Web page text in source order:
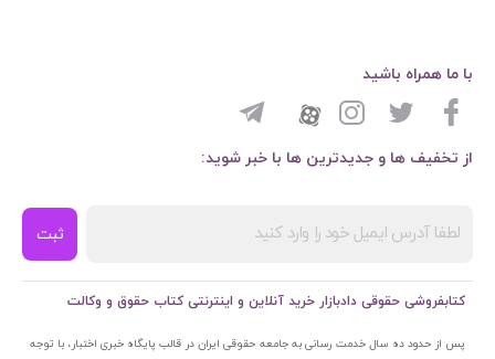
از تخفیف ها و جدیدترین ها با خبر شوید:
ثبت
با ما همراه باشید
کتابفروشی حقوقی دادبازار خرید آنلاین و اینترنتی کتاب حقوق و وکالت
پس از حدود ده سال خدمت رسانی به جامعه حقوقی ایران در قالب پایگاه خبری اختبار، با توجه